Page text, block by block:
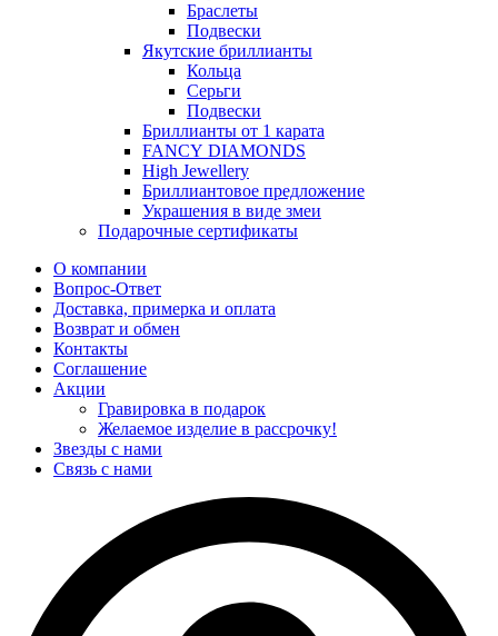
Браслеты
Подвески
Якутские бриллианты
Кольца
Серьги
Подвески
Бриллианты от 1 карата
FANCY DIAMONDS
High Jewellery
Бриллиантовое предложение
Украшения в виде змеи
Подарочные сертификаты
О компании
Вопрос-Ответ
Доставка, примерка и оплата
Возврат и обмен
Контакты
Соглашение
Акции
Гравировка в подарок
Желаемое изделие в рассрочку!
Звезды с нами
Связь с нами